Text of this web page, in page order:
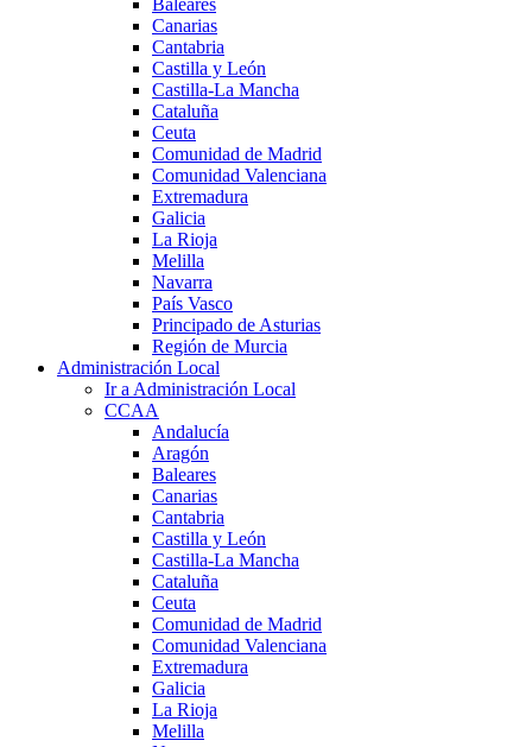
Canarias
Cantabria
Castilla y León
Castilla-La Mancha
Cataluña
Ceuta
Comunidad de Madrid
Comunidad Valenciana
Extremadura
Galicia
La Rioja
Melilla
Navarra
País Vasco
Principado de Asturias
Región de Murcia
Administración Local
Ir a Administración Local
CCAA
Andalucía
Aragón
Baleares
Canarias
Cantabria
Castilla y León
Castilla-La Mancha
Cataluña
Ceuta
Comunidad de Madrid
Comunidad Valenciana
Extremadura
Galicia
La Rioja
Melilla